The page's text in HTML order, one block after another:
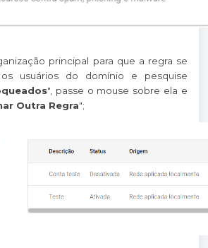
principal para que a regra se
usuários do domínio e pesquise
", passe o mouse sobre ela e
Outra Regra";